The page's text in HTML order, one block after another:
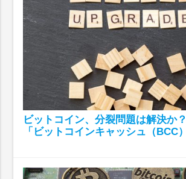
ビットコイン、分裂問題は解決か
「ビットコインキャッシュ（BCC